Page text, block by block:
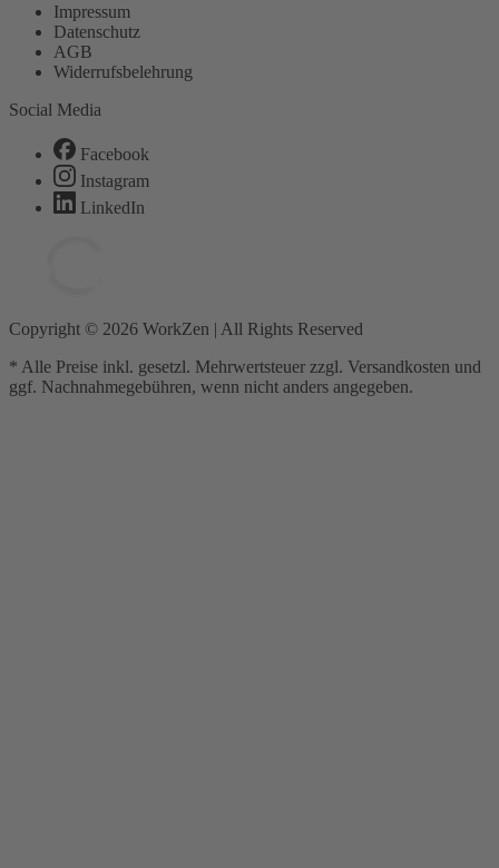
Impressum
Datenschutz
AGB
Widerrufsbelehrung
Social Media
Facebook
Instagram
LinkedIn
Copyright © 2026 WorkZen | All Rights Reserved
* Alle Preise inkl. gesetzl. Mehrwertsteuer zzgl. Versandkosten und
ggf. Nachnahmegebühren, wenn nicht anders angegeben.